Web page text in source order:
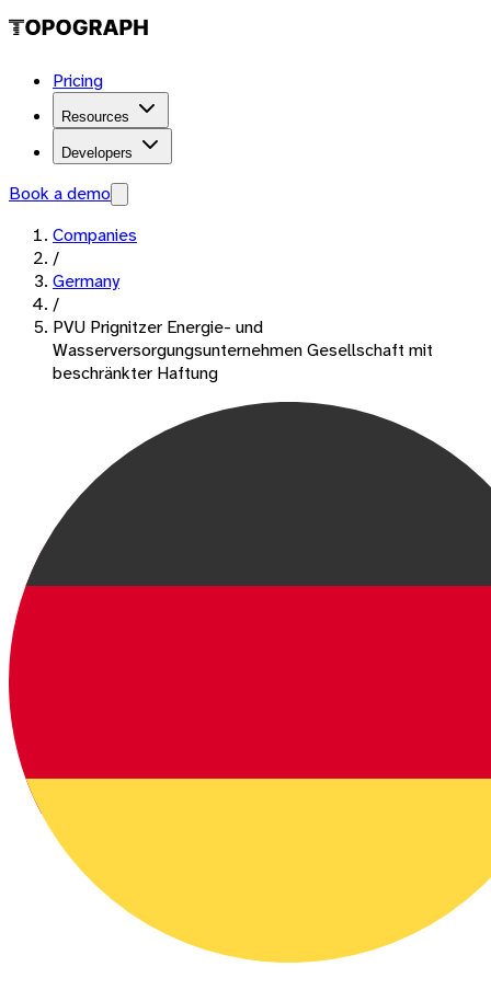
Pricing
Resources
Developers
Book a demo
Companies
/
Germany
/
PVU Prignitzer Energie- und
Wasserversorgungsunternehmen Gesellschaft mit
beschränkter Haftung